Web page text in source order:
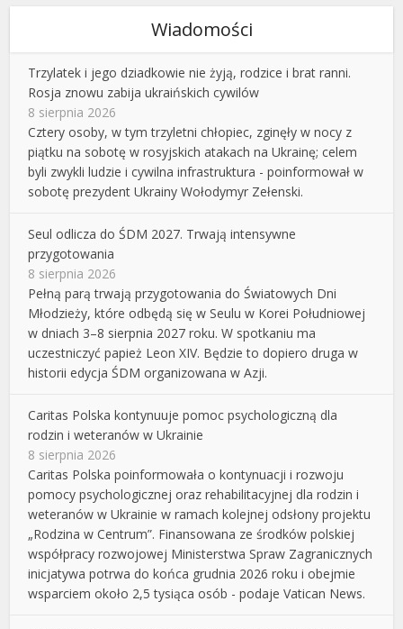
Wiadomości
Trzylatek i jego dziadkowie nie żyją, rodzice i brat ranni.
Rosja znowu zabija ukraińskich cywilów
8 sierpnia 2026
Cztery osoby, w tym trzyletni chłopiec, zginęły w nocy z
piątku na sobotę w rosyjskich atakach na Ukrainę; celem
byli zwykli ludzie i cywilna infrastruktura - poinformował w
sobotę prezydent Ukrainy Wołodymyr Zełenski.
Seul odlicza do ŚDM 2027. Trwają intensywne
przygotowania
8 sierpnia 2026
Pełną parą trwają przygotowania do Światowych Dni
Młodzieży, które odbędą się w Seulu w Korei Południowej
w dniach 3–8 sierpnia 2027 roku. W spotkaniu ma
uczestniczyć papież Leon XIV. Będzie to dopiero druga w
historii edycja ŚDM organizowana w Azji.
Caritas Polska kontynuuje pomoc psychologiczną dla
rodzin i weteranów w Ukrainie
8 sierpnia 2026
Caritas Polska poinformowała o kontynuacji i rozwoju
pomocy psychologicznej oraz rehabilitacyjnej dla rodzin i
weteranów w Ukrainie w ramach kolejnej odsłony projektu
„Rodzina w Centrum”. Finansowana ze środków polskiej
współpracy rozwojowej Ministerstwa Spraw Zagranicznych
inicjatywa potrwa do końca grudnia 2026 roku i obejmie
wsparciem około 2,5 tysiąca osób - podaje Vatican News.